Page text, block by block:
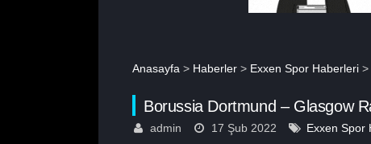
Anasayfa > Haberler > Exxen Spor Haberleri >
Borussia Dortmund – Glasgow
admin 17 Şub 2022 Exxen Spor